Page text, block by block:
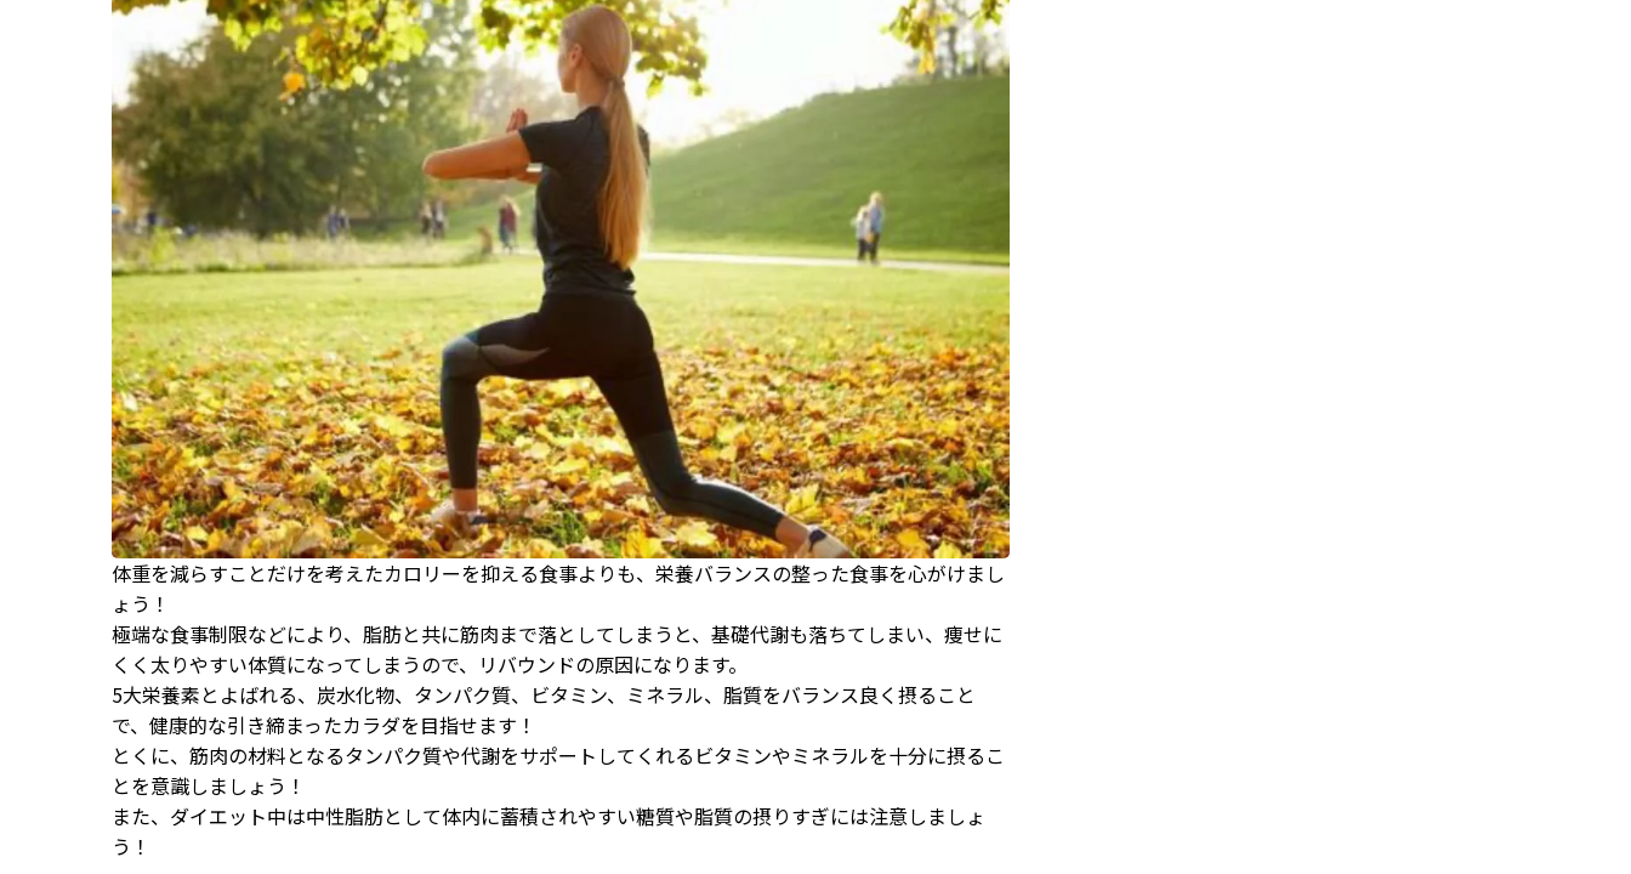
体重を減らすことだけを考えたカロリーを抑える食事よりも、栄養バランスの整った食事を心がけまし
ょう！
極端な食事制限などにより、脂肪と共に筋肉まで落としてしまうと、基礎代謝も落ちてしまい、痩せに
くく太りやすい体質になってしまうので、リバウンドの原因になります。
5大栄養素とよばれる、炭水化物、タンパク質、ビタミン、ミネラル、脂質をバランス良く摂ること
で、健康的な引き締まったカラダを目指せます！
とくに、筋肉の材料となるタンパク質や代謝をサポートしてくれるビタミンやミネラルを十分に摂るこ
とを意識しましょう！
また、ダイエット中は中性脂肪として体内に蓄積されやすい糖質や脂質の摂りすぎには注意しましょ
う！